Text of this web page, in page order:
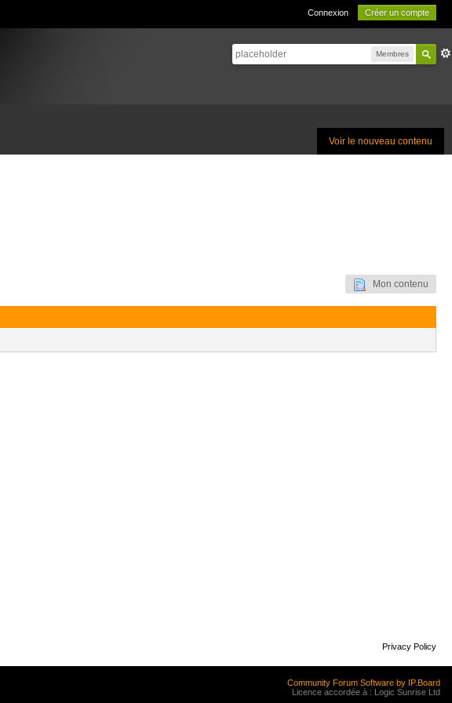
Connexion Créer un compte
Membres
Voir le nouveau contenu
Mon contenu
Privacy Policy
Community Forum Software by IP.Board
Licence accordée à : Logic Sunrise Ltd